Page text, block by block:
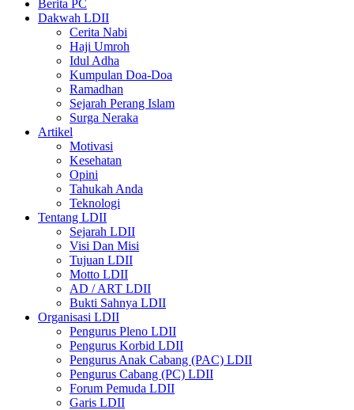
Berita PC
Dakwah LDII
Cerita Nabi
Haji Umroh
Idul Adha
Kumpulan Doa-Doa
Ramadhan
Sejarah Perang Islam
Surga Neraka
Artikel
Motivasi
Kesehatan
Opini
Tahukah Anda
Teknologi
Tentang LDII
Sejarah LDII
Visi Dan Misi
Tujuan LDII
Motto LDII
AD / ART LDII
Bukti Sahnya LDII
Organisasi LDII
Pengurus Pleno LDII
Pengurus Korbid LDII
Pengurus Anak Cabang (PAC) LDII
Pengurus Cabang (PC) LDII
Forum Pemuda LDII
Garis LDII